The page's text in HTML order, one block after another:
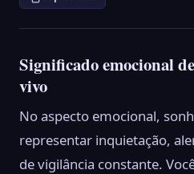
Significado emocional
vivo
No aspecto emocional,
representar inquietação,
de vigilância constante.